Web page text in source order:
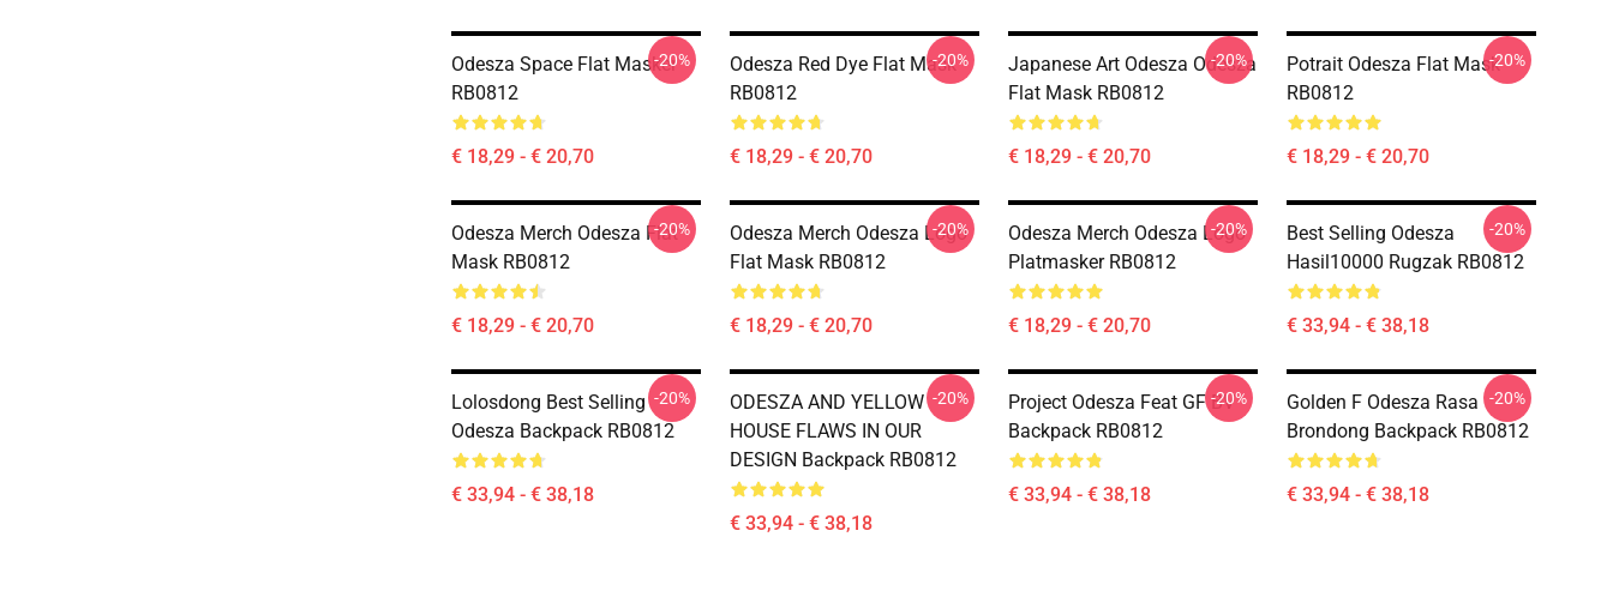
Odesza Space Flat Masker
RB0812
€ 18,29 - € 20,70
-20%
Odesza Red Dye Flat Mask
RB0812
€ 18,29 - € 20,70
-20%
Japanese Art Odesza Odesza
Flat Mask RB0812
€ 18,29 - € 20,70
-20%
Potrait Odesza Flat Mask
RB0812
€ 18,29 - € 20,70
-20%
Odesza Merch Odesza Flat
Mask RB0812
€ 18,29 - € 20,70
-20%
Odesza Merch Odesza Logo
Flat Mask RB0812
€ 18,29 - € 20,70
-20%
Odesza Merch Odesza Logo
Platmasker RB0812
€ 18,29 - € 20,70
-20%
Best Selling Odesza
Hasil10000 Rugzak RB0812
€ 33,94 - € 38,18
-20%
Lolosdong Best Selling
Odesza Backpack RB0812
€ 33,94 - € 38,18
-20%
ODESZA AND YELLOW
HOUSE FLAWS IN OUR
DESIGN Backpack RB0812
€ 33,94 - € 38,18
-20%
Project Odesza Feat GF BV
Backpack RB0812
€ 33,94 - € 38,18
-20%
Golden F Odesza Rasa
Brondong Backpack RB0812
€ 33,94 - € 38,18
-20%